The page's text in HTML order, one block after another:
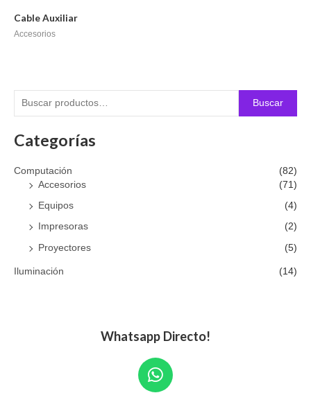
Buscar
Categorías
Computación
(82)
Accesorios
(71)
Equipos (4)
Impresoras (2)
Proyectores (5)
Iluminación (14)
Cable Auxiliar
Accesorios
Whatsapp Directo!
W
h